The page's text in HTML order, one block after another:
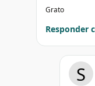
Grato
Responder
S